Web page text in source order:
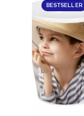
BESTSELLER